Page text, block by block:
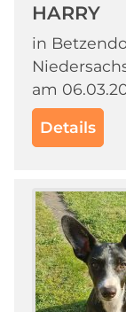
HARRY
in
am
Details